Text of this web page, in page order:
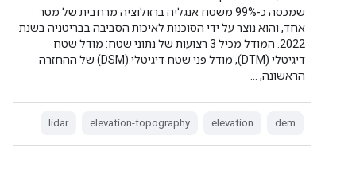
שמכסה כ-99% משטח אנגליה ברזולוציה מרחבית של מטר
אחד, והוא נוצר על ידי הסוכנות לאיכות הסביבה בבריטניה בשנת
2022. המודל מכיל 3 רצועות של נתוני שטח: מודל שטח
דיגיטלי (DTM), מודל פני שטח דיגיטלי (DSM) של ההחזרה
הראשונה, …
dem
elevation
elevation-topography
lidar